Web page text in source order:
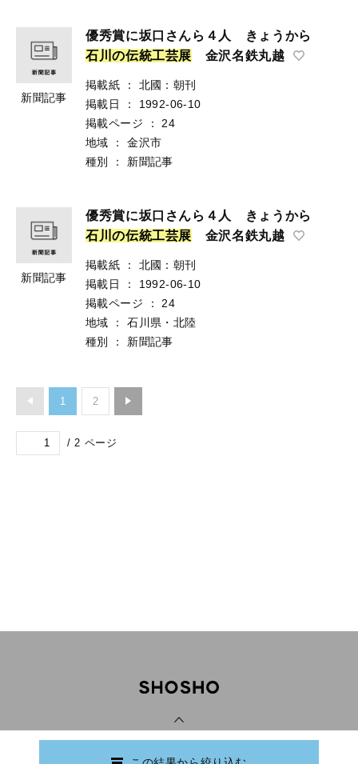
新聞記事
優秀賞に坂口さんら４人 きょうから
石 川の伝統工芸展 金沢名鉄丸越
掲載紙 ：
北國：朝刊
掲載日
：
1992-06-10
掲載ページ
：
24
地域
：
金沢市
種別
： 新聞記事
新聞記事
優秀賞に坂口さんら４人 きょうから
石 川の伝統工芸展 金沢名鉄丸越
掲載紙 ：
北國：朝刊
掲載日
：
1992-06-10
掲載ページ
：
24
地域
：
石川県・北陸
種別
： 新聞記事
1 2
/ 2 ページ